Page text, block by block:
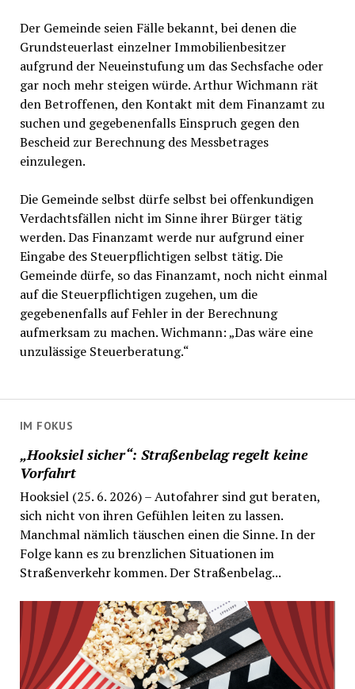
IM FOKUS
„Hooksiel sicher“: Straßenbelag regelt keine
Vorfahrt
Hooksiel (25. 6. 2026) – Autofahrer sind gut beraten,
sich nicht von ihren Gefühlen leiten zu lassen.
Manchmal nämlich täuschen einen die Sinne. In der
Folge kann es zu brenzlichen Situationen im
Straßenverkehr kommen. Der Straßenbelag...
Der Gemeinde seien Fälle bekannt, bei denen die
Grundsteuerlast einzelner Immobilienbesitzer
aufgrund der Neueinstufung um das Sechsfache oder
gar noch mehr steigen würde. Arthur Wichmann rät
den Betroffenen, den Kontakt mit dem Finanzamt zu
suchen und gegebenenfalls Einspruch gegen den
Bescheid zur Berechnung des Messbetrages
einzulegen.
Die Gemeinde selbst dürfe selbst bei offenkundigen
Verdachtsfällen nicht im Sinne ihrer Bürger tätig
werden. Das Finanzamt werde nur aufgrund einer
Eingabe des Steuerpflichtigen selbst tätig. Die
Gemeinde dürfe, so das Finanzamt, noch nicht einmal
auf die Steuerpflichtigen zugehen, um die
gegebenenfalls auf Fehler in der Berechnung
aufmerksam zu machen. Wichmann: „Das wäre eine
unzulässige Steuerberatung.“